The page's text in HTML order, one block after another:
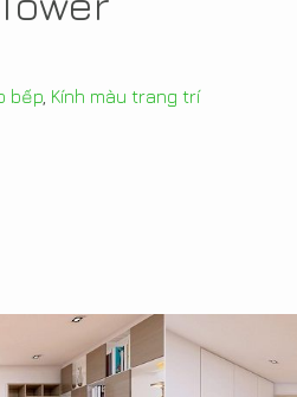
bếp Kính màu trang trí